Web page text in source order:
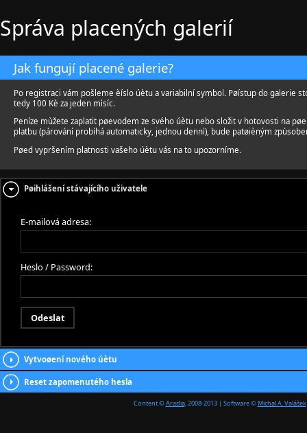
Správa placených galerií
Jak fungují placené galerie?
Po registraci vám pošleme èíslo úètu a variabilní symbol. Pøístup do galerie
tedy 100 Kè za jeden mìsíc.
Peníze mùžete zaplatit pøevodem ze svého úètu nebo složit v hotovosti na
platbu (párování probíhá automaticky, jednou dennì), bude patøièným
Pøed vypršením platnosti vašeho úètu vás na to upozorníme.
Pøihlášení stávajícího uživatele
E-mailová adresa:
Heslo / Password:
Vytvoøení nového úètu
Reset zapomenutého hesla
Content ©Aradia, 2008-2013 | Software ©Michal A. Valášek